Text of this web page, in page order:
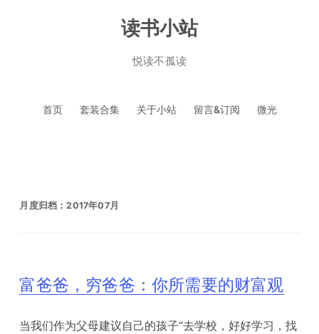
读书小站
悦读不孤读
首页 套装合集 关于小站 留言&订阅 微光
月度归档：2017年07月
富爸爸，穷爸爸：你所需要的财富观
当我们作为父母建议自己的孩子“去学校，好好学习，找